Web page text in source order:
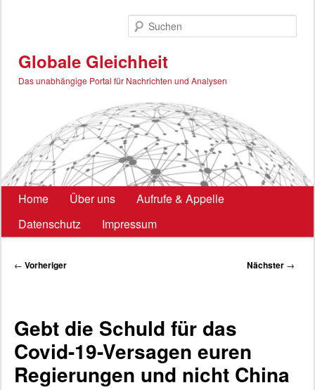
Globale Gleichheit
Das unabhängige Portal für Nachrichten und Analysen
Hauptmenü
Home Über uns
Aufrufe & Appelle
Datenschutz
Impressum
Beitragsnavigation
← Vorheriger Nächster →
Gebt die Schuld für das
Covid-19-Versagen euren
Regierungen und nicht China